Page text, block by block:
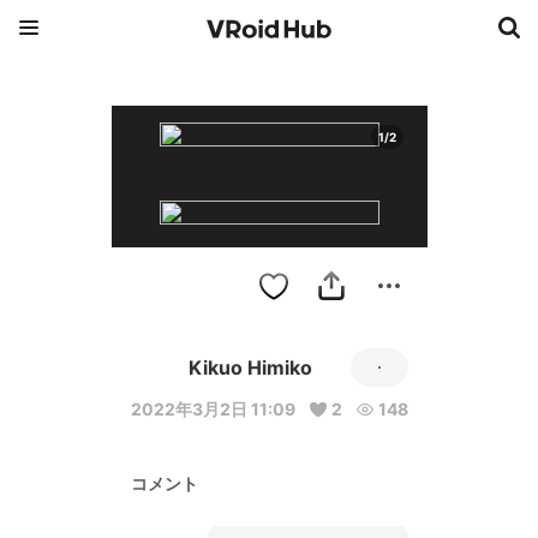
1/2
Kikuo Himiko
2022年3月2日 11:09 2 148
コメント